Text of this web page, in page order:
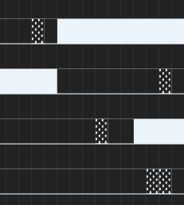
████████▓█